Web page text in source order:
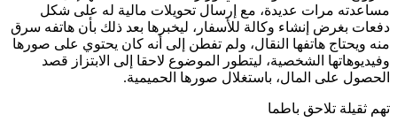
مساعدته مرات عديدة، مع إرسال تحويلات مالية له على شكل
دفعات بغرض إنشاء وكالة للأسفار، ليخبرها بعد ذلك بأن هاتفه سرق
منه ويحتاج هاتفها النقال، ولم تفطن إلى أنه كان يحتوي على صورها
وفيديوهاتها الشخصية، ليتطور الموضوع لاحقا إلى الابتزاز قصد
الحصول على المال، باستغلال صورها الحميمية.
تهم ثقيلة تلاحق باطما